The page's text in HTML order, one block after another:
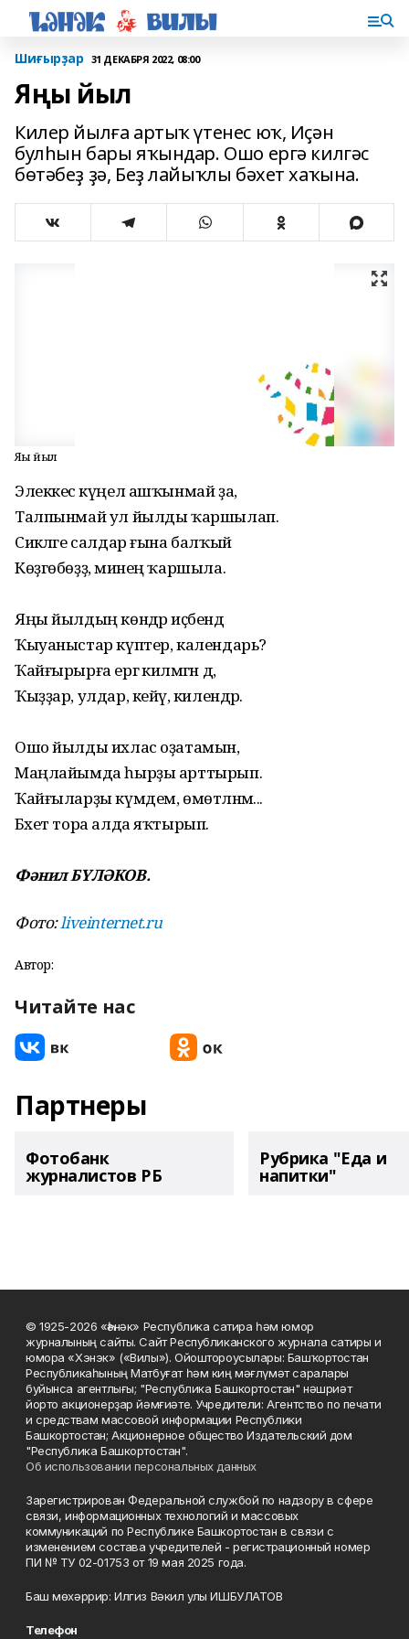
Шиғырҙар 31 ДЕКАБРЯ 2022, 08:00
Яңы йыл
Килер йылға артыҡ үтенес юҡ, Иҫән
булһын бары яҡындар. Ошо ергә килгәс
бөтәбеҙ ҙә, Беҙ лайыҡлы бәхет хаҡына.
Яңы йыл
Элеккесә күңел ашҡынмай ҙа,
Талпынмай ул йылды ҡаршылап.
Сикәләге салдар ғына балҡый
Көҙгөбөҙҙә, минең ҡаршыла.
Яңы йылдың көндәр иҫәбендә
Ҡыуаныстар күптер, календарь?
Ҡайғырырға ергә килмәгән дә,
Ҡыҙҙар, улдар, кейәү, килендәр.
Ошо йылды ихлас оҙатамын,
Маңлайымда һырҙы арттырып.
Ҡайғыларҙы күмдем, өмөтләнәм...
Бәхет тора алда яҡтырып.
Фәнил БҮЛӘКОВ.
Фото:liveinternet.ru
Автор:
Читайте нас
Партнеры
Фотобанк
журналистов РБ
Рубрика "Еда и
напитки"
© 1925-2026 «Һәнәк» Республика сатира һәм юмор
журналының сайты. Сайт Республиканского журнала сатиры и
юмора «Хэнэк» («Вилы»). Ойоштороусылары: Башҡортостан
Республикаһының Матбуғат һәм киң мәғлүмәт саралары
буйынса агентлығы; "Республика Башкортостан" нәшриәт
йорто акционерҙар йәмғиәте. Учредители: Агентство по печати
и средствам массовой информации Республики
Башкортостан; Акционерное общество Издательский дом
"Республика Башкортостан".
Об использовании персональных данных
Зарегистрирован Федеральной службой по надзору в сфере
связи, информационных технологий и массовых
коммуникаций по Республике Башкортостан в связи с
изменением состава учредителей - регистрационный номер
ПИ № ТУ 02-01753 от 19 мая 2025 года.
Баш мөхәррир: Илгиз Вәкил улы ИШБУЛАТОВ
Телефон